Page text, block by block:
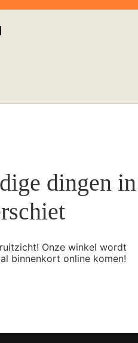
dingen in
Onze winkel wordt
binnenkort online komen!